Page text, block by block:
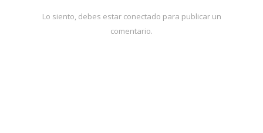
Lo siento, debes estar conectado para publicar un
comentario.